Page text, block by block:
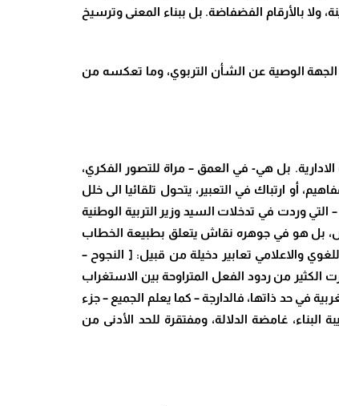
ولا بالأرقام الفضفاضة. بل ببناء المعنى وترسيخ
الوصية عن الشأن التربوي، وما تعكسه من
بل هي- في العمق – مراة للتصور الفكري،
أو ارتباك في التعبير، يتحول تلقائيا الى خلل
وردت في تدخلات السيد وزير التربية الوطنية
ترفا بلاغيا ، كما قد يعتقد البعض، بل هو في جوهره نقاش يتعلق بطبيعة الخطاب
والاعلامي تعابير دخيلة من قبيل: [ النجوح –
الكثير من ردود الفعل المتراوحة بين الاستغراب
في حد ذاتها، فالدارجة – كما يعلم الجميع – جزء
غامضة الدلالة، ومفتقرة للحد الأدنى من